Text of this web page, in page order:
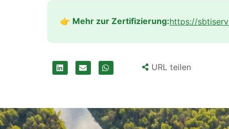
👉 Mehr zur Zertifizierung:https://
URL teilen